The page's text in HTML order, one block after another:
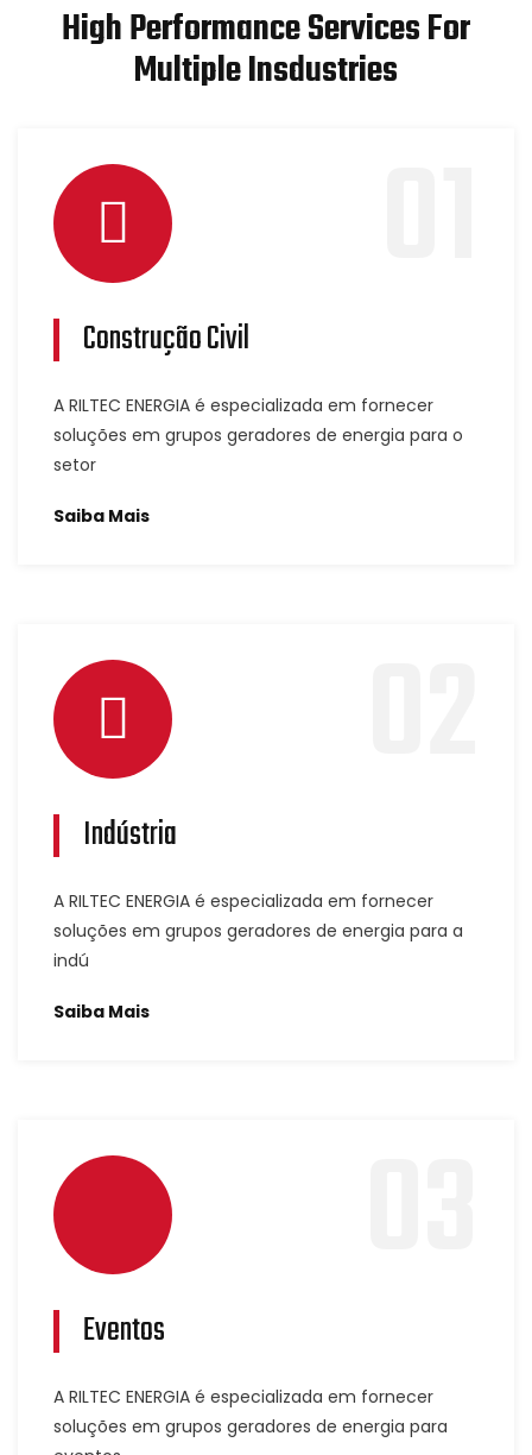
High Performance Services For
Multiple Insdustries
Construção Civil
A RILTEC ENERGIA é especializada em fornecer
soluções em grupos geradores de energia para o
setor
Saiba Mais
Indústria
A RILTEC ENERGIA é especializada em fornecer
soluções em grupos geradores de energia para a
indú
Saiba Mais
Eventos
A RILTEC ENERGIA é especializada em fornecer
soluções em grupos geradores de energia para